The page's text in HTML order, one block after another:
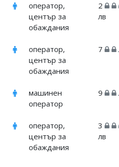
оператор,
център за
обаждания
2
лв
оператор,
център за
обаждания
7
машинен
оператор
9
оператор,
център за
обаждания
3
лв